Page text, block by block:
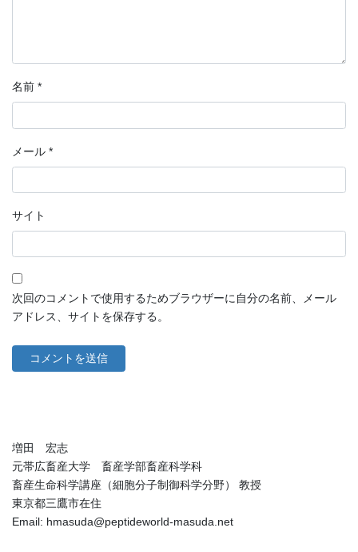
名前 *
メール *
サイト
次回のコメントで使用するためブラウザーに自分の名前、メール
アドレス、サイトを保存する。
増田 宏志
元帯広畜産大学 畜産学部畜産科学科
畜産生命科学講座（細胞分子制御科学分野） 教授
東京都三鷹市在住
Email: hmasuda@peptideworld-masuda.net